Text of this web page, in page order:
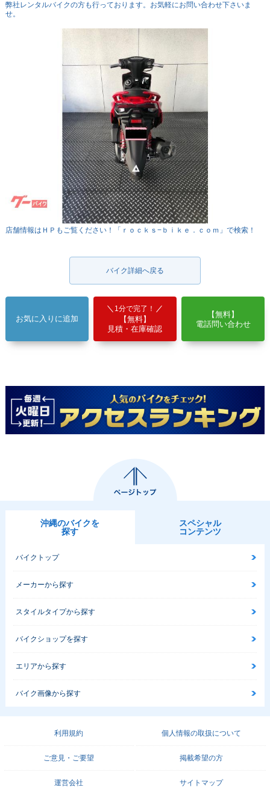
弊社レンタルバイクの方も行っております。お気軽にお問い合わせ下さいま
せ。
店舗情報はＨＰもご覧ください！「ｒｏｃｋｓ−ｂｉｋｅ．ｃｏｍ」で検索！
バイク詳細へ戻る
お気に入りに追加
1分で完了！
【無料】
見積・在庫確認
【無料】
電話問い合わせ
沖縄のバイクを
探す
スペシャル
コンテンツ
バイクトップ
メーカーから探す
スタイルタイプから探す
バイクショップを探す
エリアから探す
バイク画像から探す
利用規約 個人情報の取扱について
ご意見・ご要望 掲載希望の方
運営会社 サイトマップ